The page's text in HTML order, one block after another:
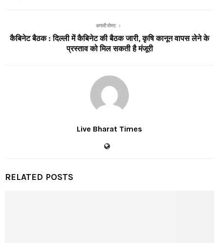
अगली पोस्ट
कैबिनेट बैठक : दिल्ली में कैबिनेट की बैठक जारी, कृषि कानून वापस लेने के
प्रस्ताव को मिल सकती है मंजूरी
Live Bharat Times
RELATED POSTS